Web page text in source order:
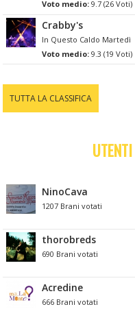
Voto medio:9.7 (26 Voti)
Crabby's
In Questo Caldo Martedì
Voto medio:9.3 (19 Voti)
TUTTA LA CLASSIFICA
UTENTI
NinoCava
1207 Brani votati
thorobreds
690 Brani votati
Acredine
666 Brani votati